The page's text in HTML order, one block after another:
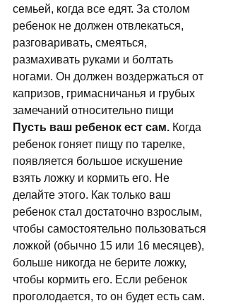
семьей, когда все едят. За столом
ребенок не должен отвлекаться,
разговаривать, смеяться,
размахивать руками и болтать
ногами. Он должен воздержаться от
капризов, гримасничанья и грубых
замечаний относительно пищи
Пусть ваш ребенок ест сам. Когда
ребенок гоняет пищу по тарелке,
появляется большое искушение
взять ложку и кормить его. Не
делайте этого. Как только ваш
ребенок стал достаточно взрослым,
чтобы самостоятельно пользоваться
ложкой (обычно 15 или 16 месяцев),
больше никогда не берите ложку,
чтобы кормить его. Если ребенок
проголодается, то он будет есть сам.